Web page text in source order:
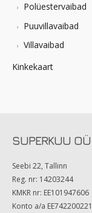
Polüestervaibad
Puuvillavaibad
Villavaibad
Kinkekaart
SUPERKUU OÜ
Seebi 22, Tallinn
Reg. nr: 14203244
KMKR nr: EE101947606
Konto a/a